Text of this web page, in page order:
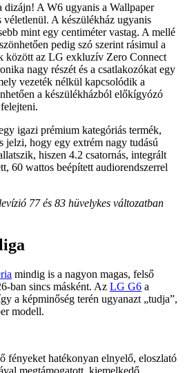
dizájn! A W6 ugyanis a Wallpaper
véletlenül. A készülékház ugyanis
mint egy centiméter vastag. A mellé
pedig szó szerint rásimul a
között az LG exkluzív Zero Connect
nagy részét és a csatlakozókat egy
vezeték nélkül kapcsolódik a
a készülékházból előkígyózó
igazi prémium kategóriás termék,
jelzi, hogy egy extrém nagy tudású
hiszen 4.2 csatornás, integrált
60 wattos beépített audiorendszerrel
77 és 83 hüvelykes változatban
mindig is a nagyon magas, felső
ban sincs másként. Az LG G6 a
a képminőség terén ugyanazt „tudja”,
modell.
fényeket hatékonyan elnyelő, eloszlató
megtámogatott, kiemelkedő